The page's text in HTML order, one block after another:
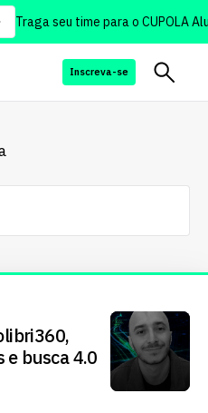
Traga seu time para o CUPOLA
Inscreva-se
e busca 4.0